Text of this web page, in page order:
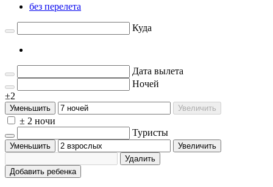
без перелета
Куда
Дата вылета
Ночей
±2
Уменьшить Увеличить
± 2 ночи
Туристы
Уменьшить
Увеличить
Удалить
Добавить ребенка